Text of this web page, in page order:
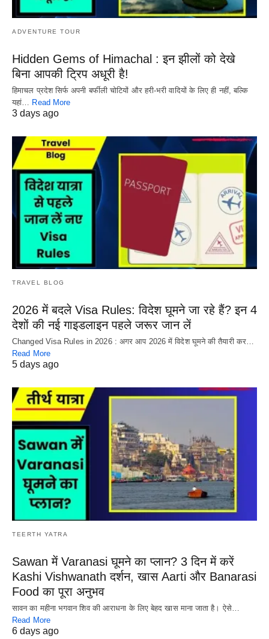
ADVENTURE TOUR
Hidden Gems of Himachal : इन झीलों को देखे
बिना आपकी ट्रिप अधूरी है!
हिमाचल प्रदेश सिर्फ अपनी बर्फीली चोटियों और हरी-भरी वादियों के लिए ही नहीं, बल्कि
यहां…
Read More
3 days ago
TRAVEL BLOG
2026 में बदले Visa Rules: विदेश घूमने जा रहे हैं? इन 4
देशों की नई गाइडलाइन पहले जरूर जान लें
Changed Visa Rules in 2026 : अगर आप 2026 में विदेश घूमने की तैयारी कर…
Read More
5 days ago
TEERTH YATRA
Sawan में Varanasi घूमने का प्लान? 3 दिन में करें
Kashi Vishwanath दर्शन, खास Aarti और Banarasi
Food का पूरा अनुभव
सावन का महीना भगवान शिव की आराधना के लिए बेहद खास माना जाता है। ऐसे…
Read More
6 days ago